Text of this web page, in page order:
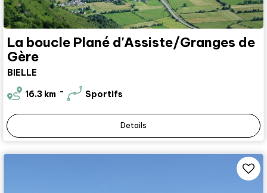
La boucle Plané d'Assiste/Granges de
Gère
BIELLE
16.3 km Sportifs
Details